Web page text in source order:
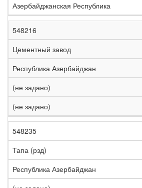
Азербайджанская Республика
548216
Цементный завод
Республика Азербайджан
(не задано)
(не задано)
548235
Тапа (рзд)
Республика Азербайджан